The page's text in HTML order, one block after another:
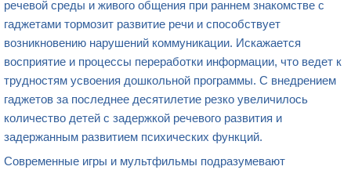
речевой среды и живого общения при раннем знакомстве с
гаджетами тормозит развитие речи и способствует
возникновению нарушений коммуникации. Искажается
восприятие и процессы переработки информации, что ведет к
трудностям усвоения дошкольной программы. С внедрением
гаджетов за последнее десятилетие резко увеличилось
количество детей с задержкой речевого развития и
задержанным развитием психических функций.
Современные игры и мультфильмы подразумевают